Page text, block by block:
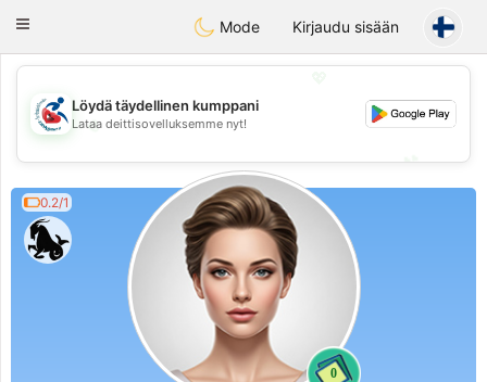
Handi Space
Toggle
Mode Kirjaudu sisään
💖
💕
💕
Löydä täydellinen kumppani
Lataa deittisovelluksemme nyt!
0.2/1
0